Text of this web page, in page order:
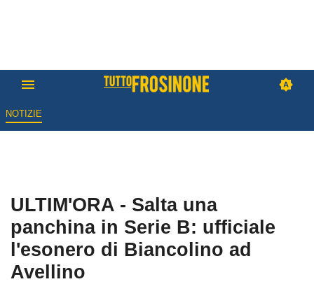
NOTIZIE
ULTIM'ORA - Salta una
panchina in Serie B: ufficiale
l'esonero di Biancolino ad
Avellino